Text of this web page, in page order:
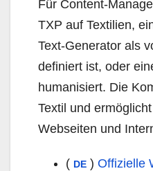
Für Content-
TXP auf Textilien,
Text-Generator als
definiert ist, oder
humanisiert. Die
Textil und
Webseiten und
( DE ) Offizielle